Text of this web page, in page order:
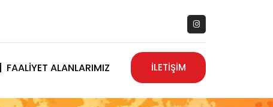
FAALIYET ALANLARIMIZ İLETİŞİM